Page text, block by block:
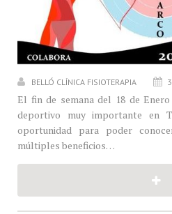
BELLÓ CLÍNICA FISIOTERAPIA
El fin de semana del 18 de
deportivo muy importante en
oportunidad para poder
múltiples beneficios…